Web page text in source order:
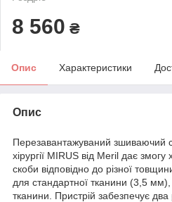
8 560 ₴
Опис Характеристики
Опис
Перезавантажуваний зшиваючий
хірургії MIRUS від Meril дає
скоби відповідно до різної
для стандартної тканини (3,5 мм),
тканини. Пристрій забезпечує